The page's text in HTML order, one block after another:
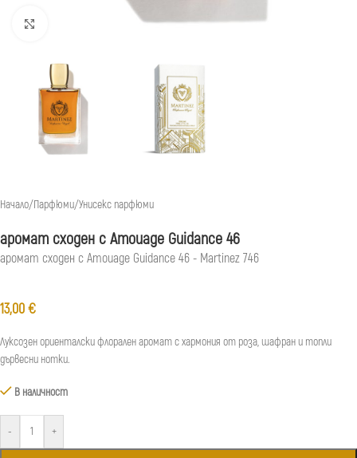
Натиснете, за да увеличите
Начало/Парфюми/Унисекс парфюми
аромат сходен с Amouage Guidance 46
аромат сходен с Amouage Guidance 46 - Martinez 746
13,00€
Луксозен ориенталски флорален аромат с хармония от роза, шафран и топли
дървесни нотки.
В наличност
- +